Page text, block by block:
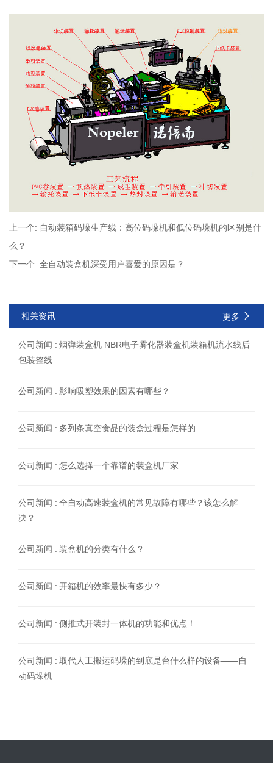
上一个: 自动装箱码垛生产线：高位码垛机和低位码垛机的区别是什
么？
下一个: 全自动装盒机深受用户喜爱的原因是？
相关资讯 更多
公司新闻 : 烟弹装盒机 NBR电子雾化器装盒机装箱机流水线后
包装整线
公司新闻 : 影响吸塑效果的因素有哪些？
公司新闻 : 多列条真空食品的装盒过程是怎样的
公司新闻 : 怎么选择一个靠谱的装盒机厂家
公司新闻 : 全自动高速装盒机的常见故障有哪些？该怎么解
决？
公司新闻 : 装盒机的分类有什么？
公司新闻 : 开箱机的效率最快有多少？
公司新闻 : 侧推式开装封一体机的功能和优点！
公司新闻 : 取代人工搬运码垛的到底是台什么样的设备——自
动码垛机